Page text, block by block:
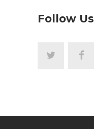
Follow Us